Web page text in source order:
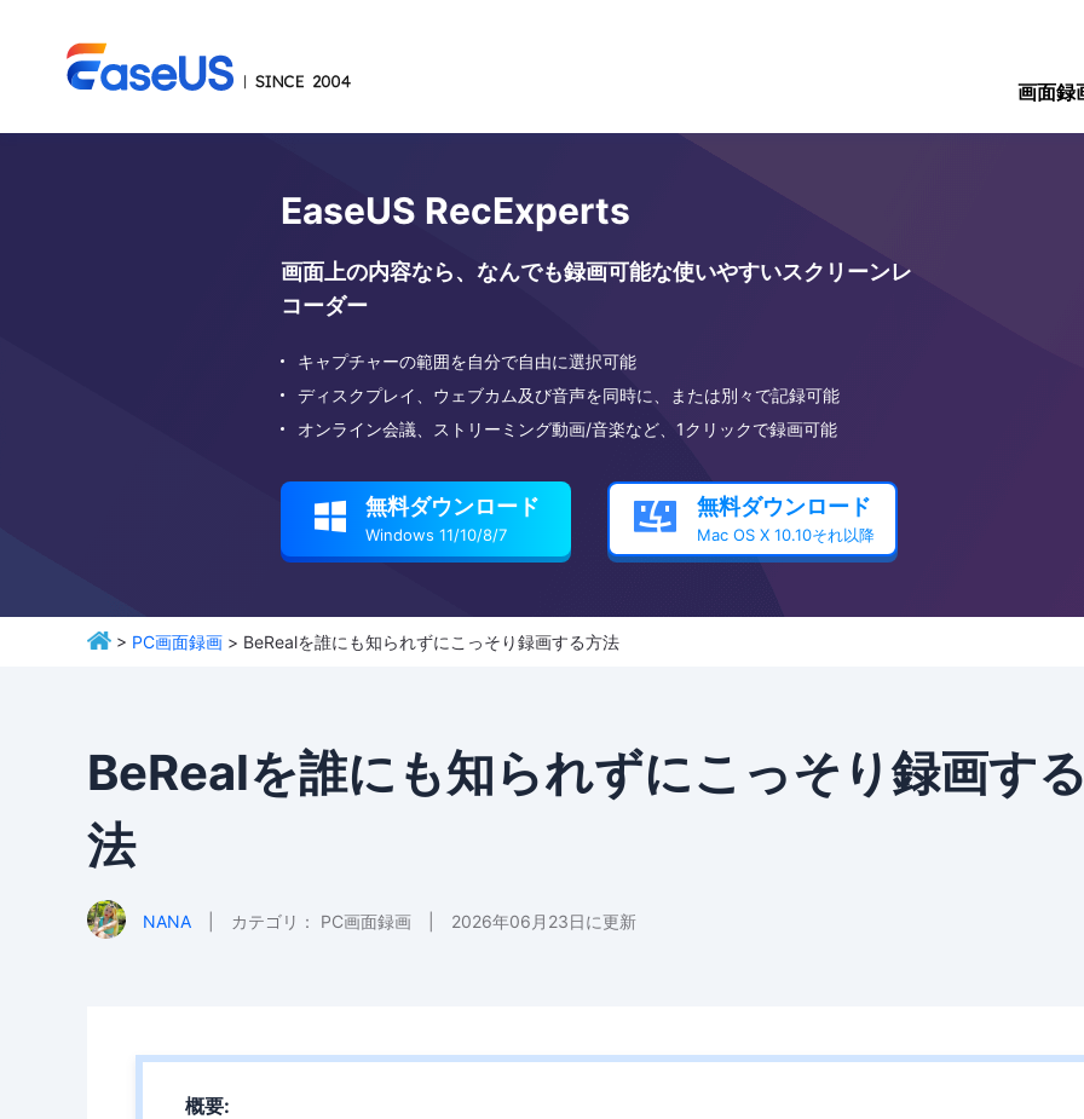
画面録
EaseUS RecExperts
画面上の内容なら、なんでも録画可能な使いやすいスクリーンレ
コーダー
キャプチャーの範囲を自分で自由に選択可能
ディスクプレイ、ウェブカム及び音声を同時に、または別々で記録可能
オンライン会議、ストリーミング動画/音楽など、1クリックで録画可能
 無料ダウンロード
Windows 11/10/8/7  無料ダウンロード
Mac OS X 10.10それ以降
> PC画面録画 > BeRealを誰にも知られずにこっそり録画する方法
BeRealを誰にも知られずにこっそり録画す
法
NANA カテゴリ： PC画面録画 2026年06月23日に更新
概要: